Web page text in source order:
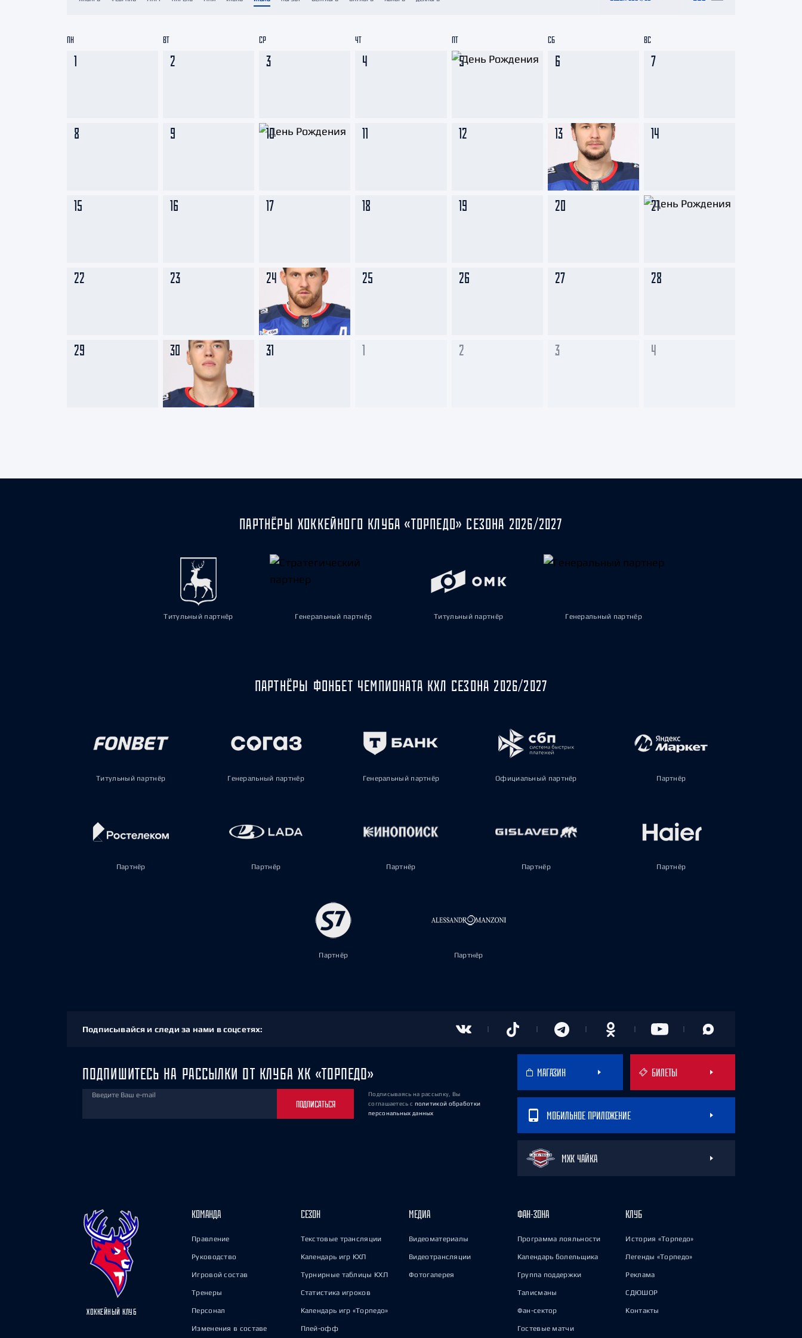
ЦСКА
Шанхайские Драконы
Салават Юлаев
1 2 3 4 5 6 7
8 9 10 11 12 13 14
15 16 17 18 19 20 21
22 23 24 25 26 27 28
29 30 31 1 2 3 4
ПН ВТ СР ЧТ ПТ СБ ВС
ПАРТНЁРЫ ХОККЕЙНОГО КЛУБА «ТОРПЕДО» СЕЗОНА 2026/2027
Титульный партнёр Генеральный партнёр Титульный партнёр Генеральный партнёр
ПАРТНЁРЫ ФОНБЕТ ЧЕМПИОНАТА КХЛ СЕЗОНА 2026/2027
Титульный партнёр Генеральный партнёр Генеральный партнёр Официальный партнёр Партнёр
Партнёр Партнёр Партнёр Партнёр Партнёр
Партнёр Партнёр
Подписывайся и следи за нами в соцсетях:
ПОДПИШИТЕСЬ НА РАССЫЛКИ ОТ КЛУБА ХК «ТОРПЕДО»
Введите Ваш e-mail
ПОДПИСАТЬСЯ
Подписываясь на рассылку, Вы
соглашаетесь с политикой обработки
персональных данных
МАГАЗИН БИЛЕТЫ
МОБИЛЬНОЕ ПРИЛОЖЕНИЕ
МХК ЧАЙКА
ХОККЕЙНЫЙ КЛУБ
КОМАНДА
Правление
Руководство
Игровой состав
Тренеры
Персонал
Изменения в составе
СЕЗОН
Текстовые трансляции
Календарь игр КХЛ
Турнирные таблицы КХЛ
Статистика игроков
Календарь игр «Торпедо»
Плей-офф
МЕДИА
Видеоматериалы
Видеотрансляции
Фотогалерея
ФАН-ЗОНА
Программа лояльности
Календарь болельщика
Группа поддержки
Талисманы
Фан-сектор
Гостевые матчи
КЛУБ
История «Торпедо»
Легенды «Торпедо»
Реклама
СДЮШОР
Контакты